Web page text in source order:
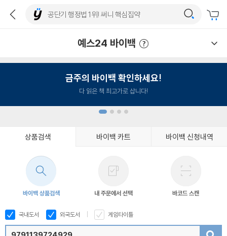
예스24 바이백
금주의 바이백 확인하세요!
다 읽은 책 최고가로 삽니다!
상품검색 바이백 카트 바이백 신청내역
바이백 상품검색 내 주문에서 선택 바코드 스캔
국내도서 외국도서 게임타이틀